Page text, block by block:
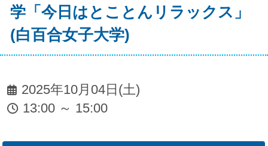
学「今日はとことんリラックス」
(白百合女子大学)
2025年10月04日(土)
13:00 ～ 15:00